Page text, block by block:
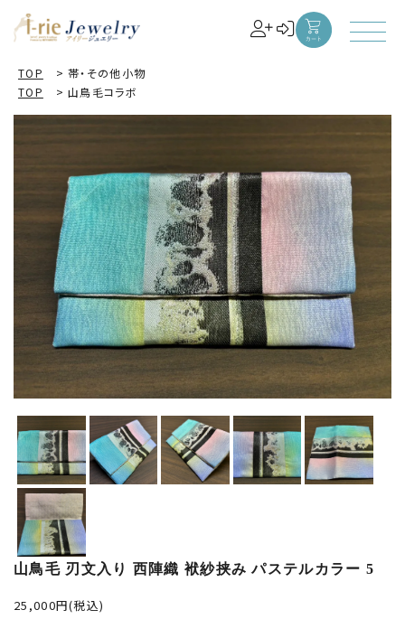
TOP >帯・その他小物
TOP
>山鳥毛コラボ
山鳥毛 刃文入り 西陣織 袱紗挟み パステルカラー 5
25,000円(税込)